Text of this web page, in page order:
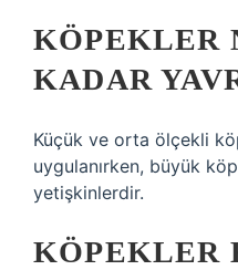
KÖPEKLER
KADAR
Küçük ve orta ölçekli
uygulanırken, büyük
yetişkinlerdir.
KÖPEKLER